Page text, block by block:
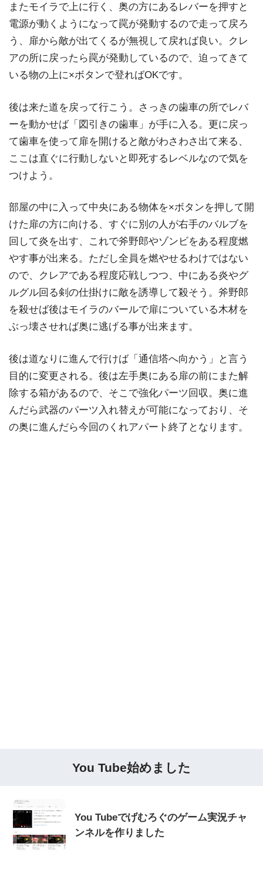
またモイラで上に行く、奥の方にあるレバーを押すと
電源が動くようになって罠が発動するので走って戻ろ
う、扉から敵が出てくるが無視して戻れば良い。クレ
アの所に戻ったら罠が発動しているので、迫ってきて
いる物の上に×ボタンで登ればOKです。
後は来た道を戻って行こう。さっきの歯車の所でレバ
ーを動かせば「図引きの歯車」が手に入る。更に戻っ
て歯車を使って扉を開けると敵がわさわさ出て来る、
ここは直ぐに行動しないと即死するレベルなので気を
つけよう。
部屋の中に入って中央にある物体を×ボタンを押して開
けた扉の方に向ける、すぐに別の人が右手のバルブを
回して炎を出す、これで斧野郎やゾンビをある程度燃
やす事が出来る。ただし全員を燃やせるわけではない
ので、クレアである程度応戦しつつ、中にある炎やグ
ルグル回る剣の仕掛けに敵を誘導して殺そう。斧野郎
を殺せば後はモイラのバールで扉についている木材を
ぶっ壊させれば奥に逃げる事が出来ます。
後は道なりに進んで行けば「通信塔へ向かう」と言う
目的に変更される。後は左手奥にある扉の前にまた解
除する箱があるので、そこで強化パーツ回収。奥に進
んだら武器のパーツ入れ替えが可能になっており、そ
の奥に進んだら今回のくれアパート終了となります。
You Tube始めました
You Tubeでげむろぐのゲーム実況チャ
ンネルを作りました